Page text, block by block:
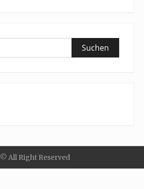
© All Right Reserved